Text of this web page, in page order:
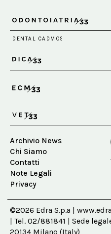
Archivio News
Chi Siamo
Contatti
Note Legali
Privacy
©2026 Edra S.p.a |
| Tel. 02/881841 | Sede
20134 Milano (Italy)